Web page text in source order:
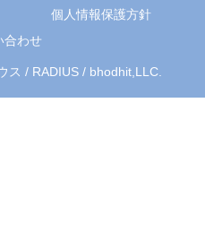
個人情報保護方針
合わせ
ス / RADIUS / bhodhit,LLC.